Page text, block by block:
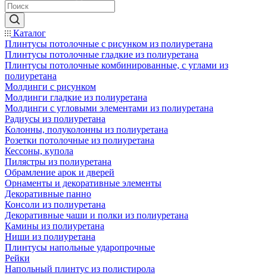
Каталог
Плинтусы потолочные с рисунком из полиуретана
Плинтусы потолочные гладкие из полиуретана
Плинтусы потолочные комбинированные, с углами из
полиуретана
Молдинги c рисунком
Молдинги гладкие из полиуретана
Молдинги с угловыми элементами из полиуретана
Радиусы из полиуретана
Колонны, полуколонны из полиуретана
Розетки потолочные из полиуретана
Кессоны, купола
Пилястры из полиуретана
Обрамление арок и дверей
Орнаменты и декоративные элементы
Декоративные панно
Консоли из полиуретана
Декоративные чаши и полки из полиуретана
Камины из полиуретана
Ниши из полиуретана
Плинтусы напольные ударопрочные
Рейки
Напольный плинтус из полистирола